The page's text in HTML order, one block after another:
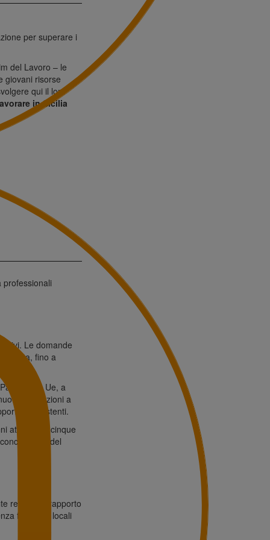
per superare i
del Lavoro – le
giovani risorse
qui il loro
in Sicilia
Le domande
fino a
extra Ue, a
assunzioni a
già esistenti.
attraverso cinque
del
remoto. Il rapporto
fisica nei locali